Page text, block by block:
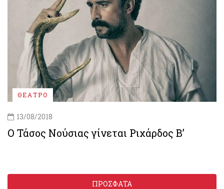
ΘΕΑΤΡΟ
13/08/2018
Ο Τάσος Νούσιας γίνεται Ριχάρδος Β’
ΠΡΟΣΦΑΤΑ